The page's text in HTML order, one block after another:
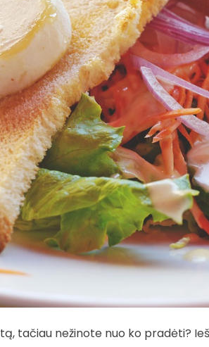
tačiau nežinote nuo ko pradėti?